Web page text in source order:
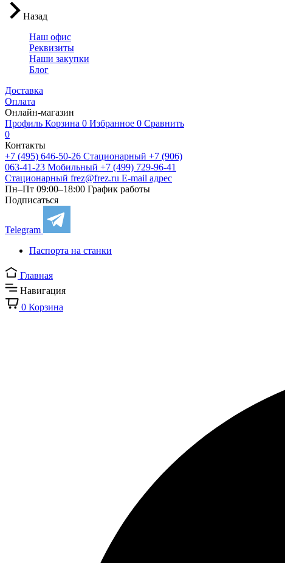
Назад
Наш офис
Реквизиты
Наши закупки
Блог
Доставка
Оплата
Онлайн-магазин
Профиль Корзина 0 Избранное 0 Сравнить
0
Контакты
+7 (495) 646-50-26 Стационарный +7 (906)
063-41-23 Мобильный +7 (499) 729-96-41
Стационарный frez@frez.ru E-mail адрес
Пн–Пт 09:00–18:00 График работы
Подписаться
Telegram
Паспорта на станки
Главная
Навигация
0 Корзина